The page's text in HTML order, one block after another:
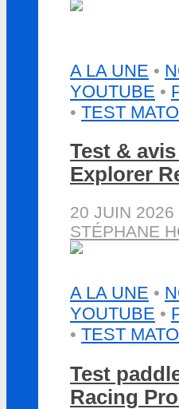
A LA UNE •
YOUTUBE •
• TEST
Test &
Explorer
20 JUIN 2026
STÉPHANE
A LA UNE •
YOUTUBE •
• TEST
Test
Racing